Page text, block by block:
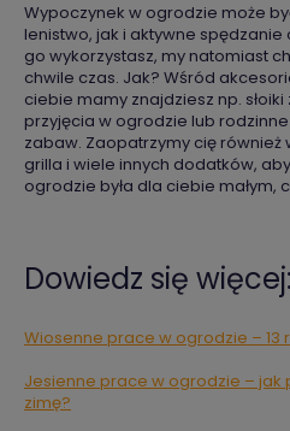
Wypoczynek w ogrodzie może
lenistwo, jak i aktywne spędzanie
go wykorzystasz, my natomiast
chwile czas. Jak? Wśród
ciebie mamy znajdziesz np.
przyjęcia w ogrodzie lub
zabaw. Zaopatrzymy cię
grilla i wiele innych dodatków,
ogrodzie była dla ciebie małym,
Dowiedz się więcej:
Wiosenne prace w ogrodzie – 13
Jesienne prace w ogrodzie –
zimę?